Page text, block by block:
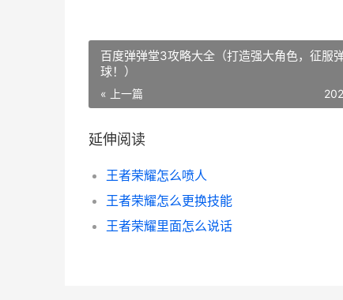
百度弹弹堂3攻略大全（打造强大角色，征服
球！）
« 上一篇
延伸阅读
王者荣耀怎么喷人
王者荣耀怎么更换技能
王者荣耀里面怎么说话